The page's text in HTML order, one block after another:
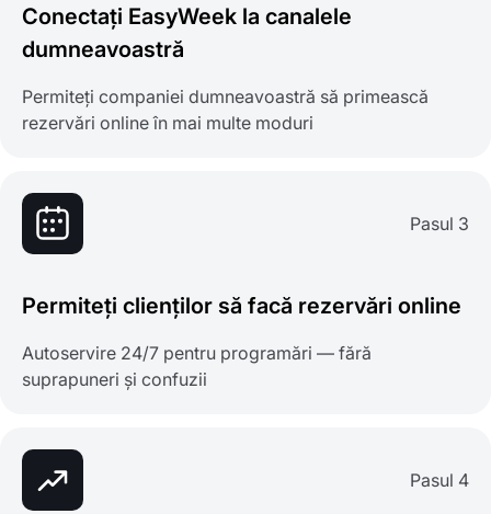
Conectați EasyWeek la canalele
dumneavoastră
Permiteți companiei dumneavoastră să primească
rezervări online în mai multe moduri
Pasul 3
Permiteți clienților să facă rezervări online
Autoservire 24/7 pentru programări — fără
suprapuneri și confuzii
Pasul 4